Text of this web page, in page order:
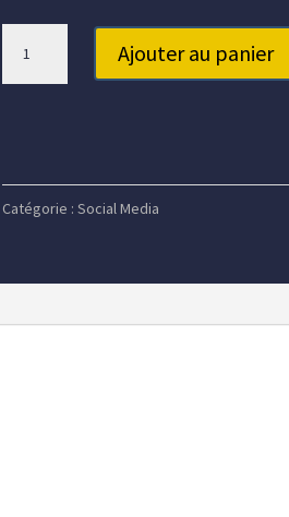
la
6000
Ajouter au panier
Catégorie :Social Media